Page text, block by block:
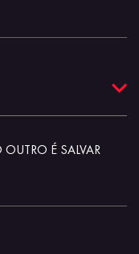
É SALVAR